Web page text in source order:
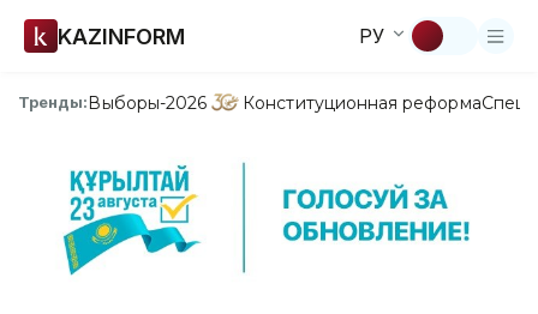
KAZINFORM РУ
Тренды:Выборы-2026 Конституционная реформа